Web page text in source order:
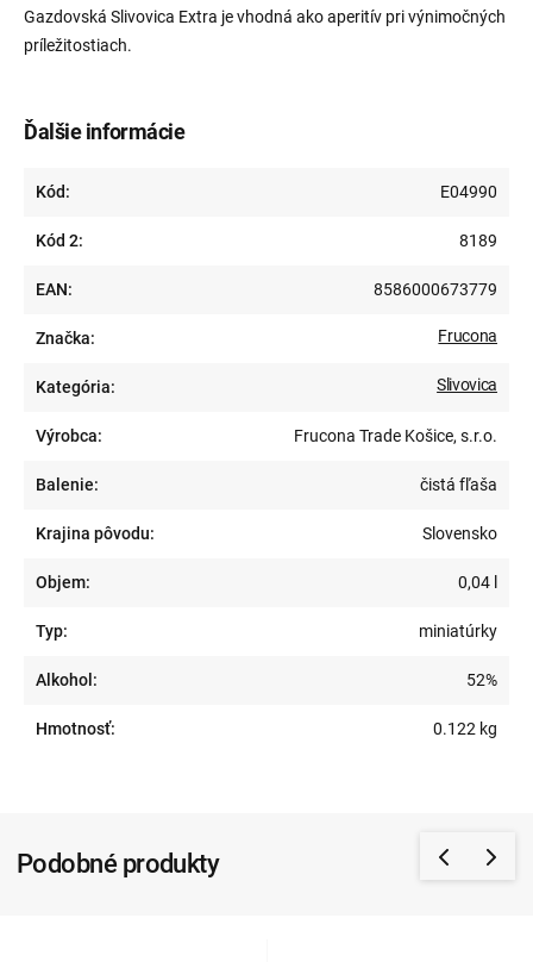
Ďalšie informácie
Kód: E04990
Kód 2: 8189
EAN: 8586000673779
Značka: Frucona
Kategória: Slivovica
Výrobca: Frucona Trade Košice, s.r.o.
Balenie: čistá fľaša
Krajina pôvodu: Slovensko
Objem: 0,04 l
Typ: miniatúrky
Alkohol: 52%
Hmotnosť: 0.122 kg
Gazdovská Slivovica Extra je vhodná ako aperitív pri výnimočných
príležitostiach.
Podobné produkty